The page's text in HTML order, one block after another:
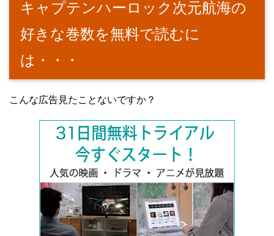
キャプテンハーロック次元航海の
好きな巻数を無料で読むに
は・・・
こんな広告見たことないですか？